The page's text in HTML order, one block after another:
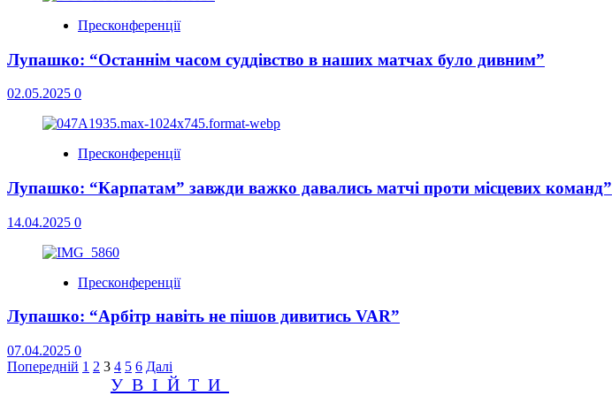
Пресконференції
Лупашко: “Останнім часом суддівство в наших матчах було дивним”
02.05.2025 0
Пресконференції
Лупашко: “Карпатам” завжди важко давались матчі проти місцевих команд”
14.04.2025 0
Пресконференції
Лупашко: “Арбітр навіть не пішов дивитись VAR”
07.04.2025 0
Пагінація
Попередній 1 2 3 4 5 6 Далі
УВІЙТИ